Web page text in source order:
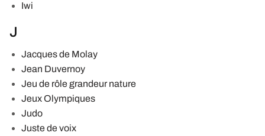
Iwi
J
Jacques de Molay
Jean Duvernoy
Jeu de rôle grandeur nature
Jeux Olympiques
Judo
Juste de voix